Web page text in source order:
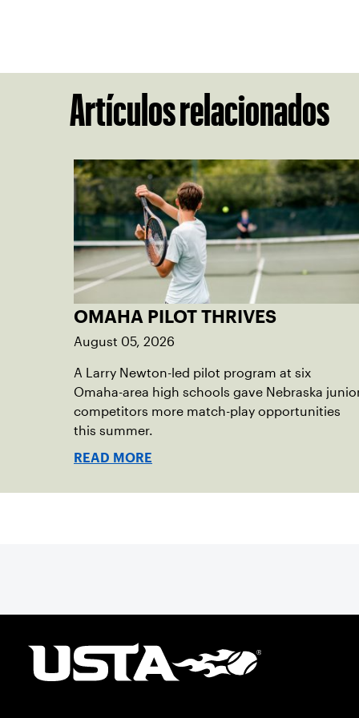
Artículos relacionados
OMAHA PILOT THRIVES
August 05, 2026
A Larry Newton-led pilot program at six
Omaha-area high schools gave Nebraska
competitors more match-play opportunities
this summer.
READ MORE